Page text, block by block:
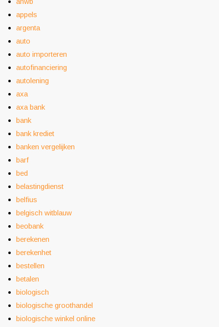
appels
argenta
auto
auto importeren
autofinanciering
autolening
axa
axa bank
bank
bank krediet
banken vergelijken
barf
bed
belastingdienst
belfius
belgisch witblauw
beobank
berekenen
berekenhet
bestellen
betalen
biologisch
biologische groothandel
biologische winkel online